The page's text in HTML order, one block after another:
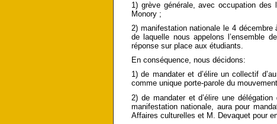
1) grève générale, avec occupation
Monory ;
2) manifestation nationale le 4
de laquelle nous appelons l’ensemble
réponse sur place aux étudiants.
En conséquence, nous décidons:
1) de mandater et d’élire un collectif
comme unique porte-parole du
2) de mandater et d’élire une
manifestation nationale, aura pour
Affaires culturelles et M. Devaquet pour